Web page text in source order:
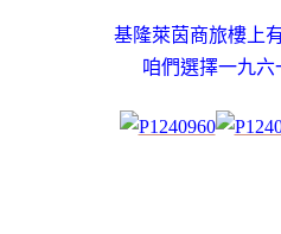
基隆萊茵商旅樓上
咱們選擇一九